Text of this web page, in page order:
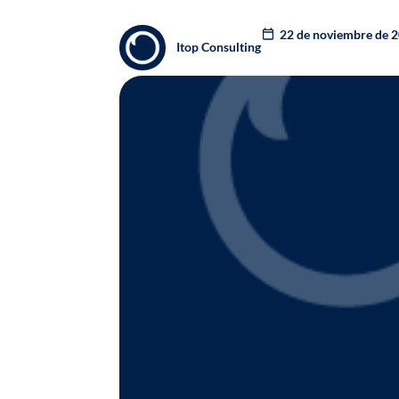
Itop Consulting
22 de noviembre de